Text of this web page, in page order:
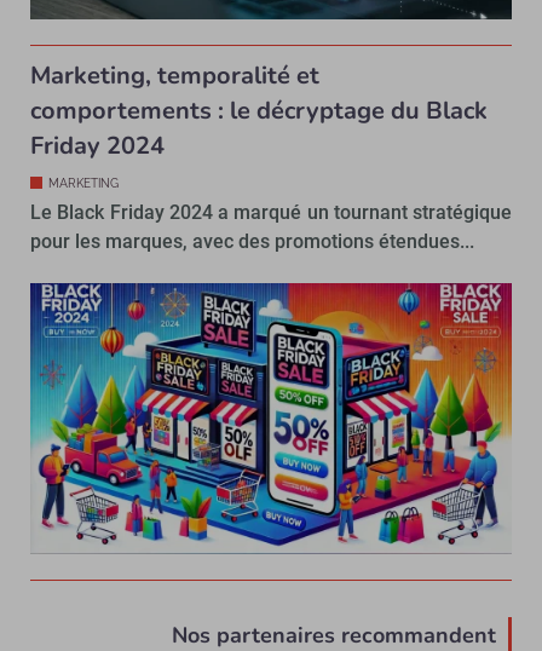
Marketing, temporalité et
comportements : le décryptage du Black
Friday 2024
MARKETING
Le Black Friday 2024 a marqué un tournant stratégique
pour les marques, avec des promotions étendues...
Nos partenaires recommandent